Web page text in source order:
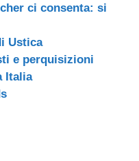
ci consenta: si
Ustica
e perquisizioni
Italia